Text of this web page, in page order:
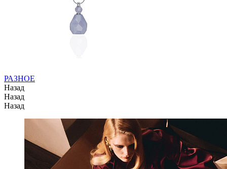
РАЗНОЕ
Назад
Назад
Назад